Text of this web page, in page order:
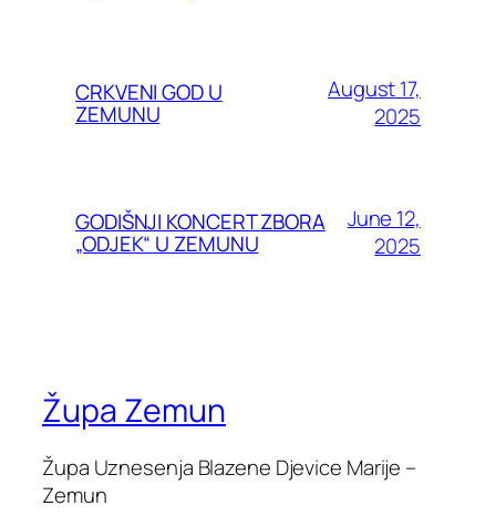
CRKVENI GOD U
ZEMUNU
August 17,
2025
GODIŠNJI KONCERT ZBORA
„ODJEK“ U ZEMUNU
June 12,
2025
Župa Zemun
Župa Uznesenja Blazene Djevice Marije –
Zemun